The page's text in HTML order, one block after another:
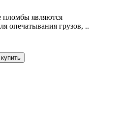
пломбы являются
опечатывания грузов, ..
купить